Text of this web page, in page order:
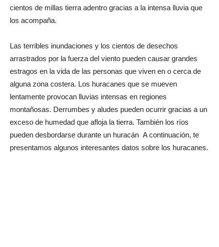
cientos de millas tierra adentro gracias a la intensa lluvia que
los acompaña.
Las terribles inundaciones y los cientos de desechos
arrastrados por la fuerza del viento pueden causar grandes
estragos en la vida de las personas que viven en o cerca de
alguna zona costera. Los huracanes que se mueven
lentamente provocan lluvias intensas en regiones
montañosas. Derrumbes y aludes pueden ocurrir gracias a un
exceso de humedad que afloja la tierra. También los ríos
pueden desbordarse durante un huracán A continuación, te
presentamos algunos interesantes datos sobre los huracanes.